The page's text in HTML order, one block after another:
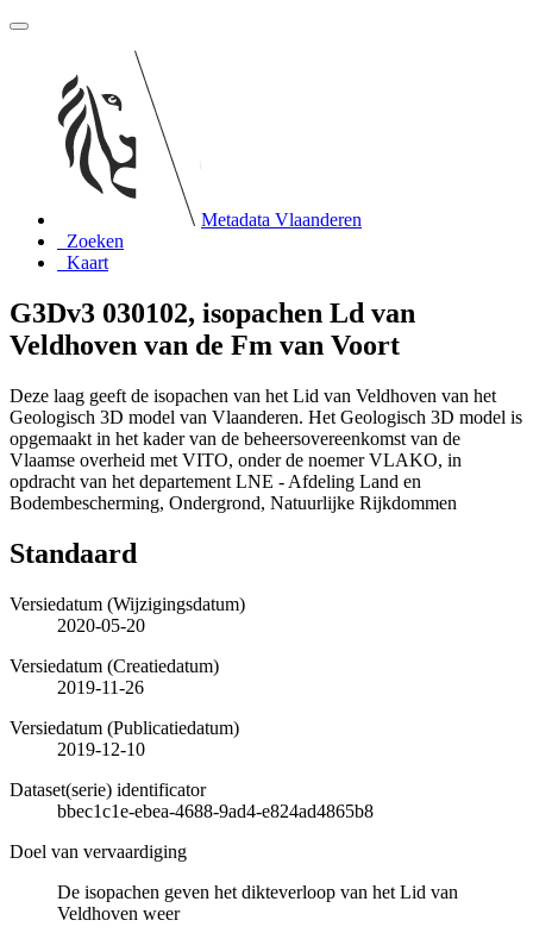
Metadata Vlaanderen
Zoeken
Kaart
G3Dv3 030102, isopachen Ld van
Veldhoven van de Fm van Voort
Deze laag geeft de isopachen van het Lid van Veldhoven van het
Geologisch 3D model van Vlaanderen. Het Geologisch 3D model is
opgemaakt in het kader van de beheersovereenkomst van de
Vlaamse overheid met VITO, onder de noemer VLAKO, in
opdracht van het departement LNE - Afdeling Land en
Bodembescherming, Ondergrond, Natuurlijke Rijkdommen
Standaard
Versiedatum (Wijzigingsdatum)
2020-05-20
Versiedatum (Creatiedatum)
2019-11-26
Versiedatum (Publicatiedatum)
2019-12-10
Dataset(serie) identificator
bbec1c1e-ebea-4688-9ad4-e824ad4865b8
Doel van vervaardiging
De isopachen geven het dikteverloop van het Lid van
Veldhoven weer